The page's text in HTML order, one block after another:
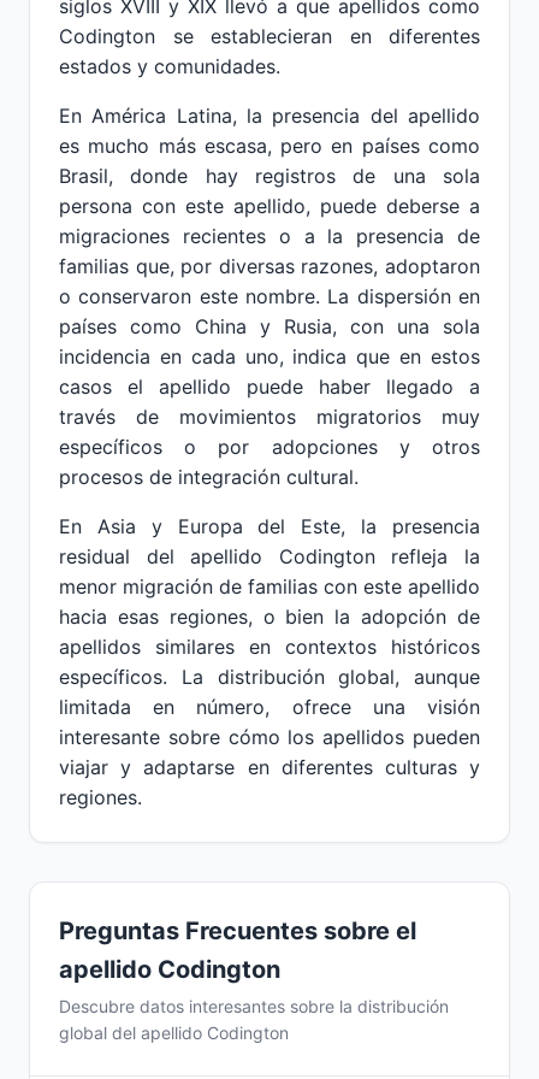
siglos XVIII y XIX llevó a que apellidos como
Codington se establecieran en diferentes
estados y comunidades.
En América Latina, la presencia del apellido
es mucho más escasa, pero en países como
Brasil, donde hay registros de una sola
persona con este apellido, puede deberse a
migraciones recientes o a la presencia de
familias que, por diversas razones, adoptaron
o conservaron este nombre. La dispersión en
países como China y Rusia, con una sola
incidencia en cada uno, indica que en estos
casos el apellido puede haber llegado a
través de movimientos migratorios muy
específicos o por adopciones y otros
procesos de integración cultural.
En Asia y Europa del Este, la presencia
residual del apellido Codington refleja la
menor migración de familias con este apellido
hacia esas regiones, o bien la adopción de
apellidos similares en contextos históricos
específicos. La distribución global, aunque
limitada en número, ofrece una visión
interesante sobre cómo los apellidos pueden
viajar y adaptarse en diferentes culturas y
regiones.
Preguntas Frecuentes sobre el
apellido Codington
Descubre datos interesantes sobre la distribución
global del apellido Codington